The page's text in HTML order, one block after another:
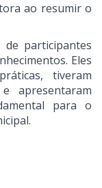
ao resumir o
de participantes
Eles
tiveram
apresentaram
para o